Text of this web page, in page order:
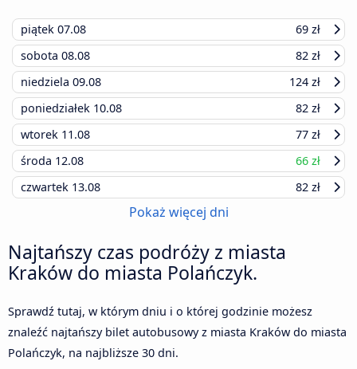
piątek 07.08
69 zł
sobota 08.08
82 zł
niedziela 09.08
124 zł
poniedziałek 10.08
82 zł
wtorek 11.08
77 zł
środa 12.08
66 zł
czwartek 13.08 82 zł
Pokaż więcej dni
Najtańszy czas podróży z miasta
Kraków do miasta Polańczyk.
Sprawdź tutaj, w którym dniu i o której godzinie możesz
znaleźć najtańszy bilet autobusowy z miasta Kraków do miasta
Polańczyk, na najbliższe 30 dni.